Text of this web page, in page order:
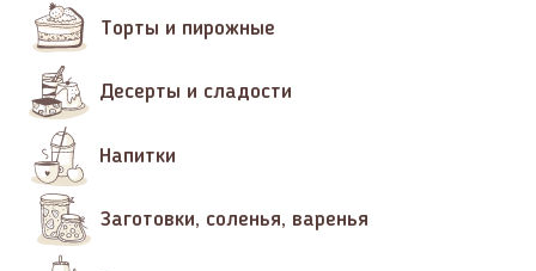
Торты и пирожные
Десерты и сладости
Напитки
Заготовки, соленья, варенья